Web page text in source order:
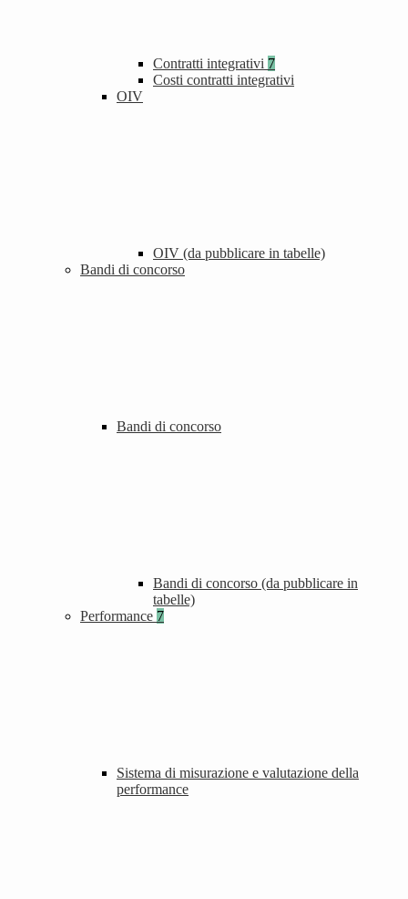
Contratti integrativi 7
Costi contratti integrativi
OIV
OIV (da pubblicare in tabelle)
Bandi di concorso
Bandi di concorso
Bandi di concorso (da pubblicare in
tabelle)
Performance 7
Sistema di misurazione e valutazione della
performance